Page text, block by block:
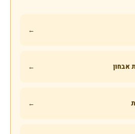
←
אבחון ←
←